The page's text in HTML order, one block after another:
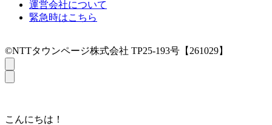
運営会社について
緊急時はこちら
©NTTタウンページ株式会社 TP25-193号【261029】
こんにちは！